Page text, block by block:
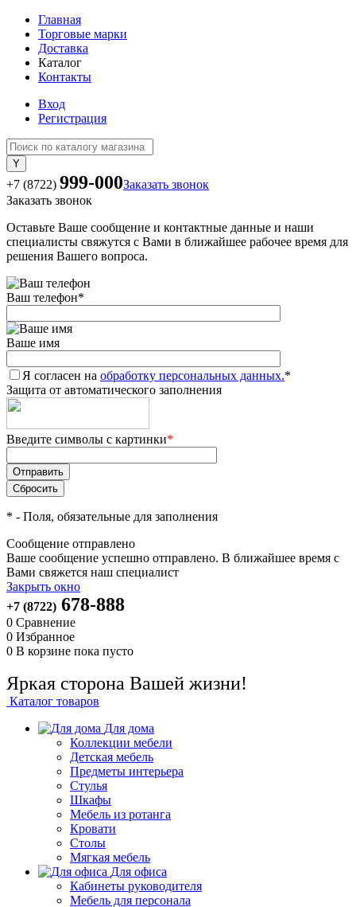
Главная
Торговые марки
Доставка
Каталог
Контакты
Вход
Регистрация
+7 (8722) 999-000Заказать звонок
Заказать звонок
Оставьте Ваше сообщение и контактные данные и наши
специалисты свяжутся с Вами в ближайшее рабочее время для
решения Вашего вопроса.
Ваш телефон*
Ваше имя
Я согласен на обработку персональных данных.*
Защита от автоматического заполнения
Введите символы с картинки*
* - Поля, обязательные для заполнения
Сообщение отправлено
Ваше сообщение успешно отправлено. В ближайшее время с
Вами свяжется наш специалист
Закрыть окно
+7 (8722) 678-888
0 Сравнение
0 Избранное
0 В корзине пока пусто
Яркая сторона Вашей жизни!
Каталог товаров
Для дома
Коллекции мебели
Детская мебель
Предметы интерьера
Стулья
Шкафы
Мебель из ротанга
Кровати
Столы
Мягкая мебель
Для офиса
Кабинеты руководителя
Мебель для персонала